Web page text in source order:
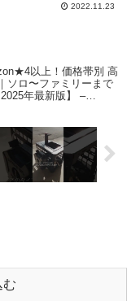
2022.11.23
以上！価格帯別 高
ソロ〜ファミリーまで
年最新版】 –
む